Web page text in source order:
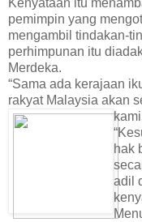
Kenyataan itu
pemimpin yang
mengambil tindakan-
perhimpunan itu
Merdeka.
“Sama ada kerajaan
rakyat Malaysia akan
hak
adil